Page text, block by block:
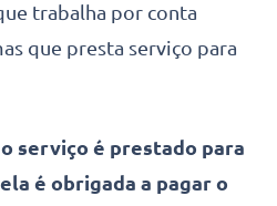
trabalha por conta
que presta serviço para
serviço é prestado para
é obrigada a pagar o